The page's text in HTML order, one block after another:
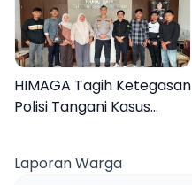
HIMAGA Tagih Ketegasan
Polisi Tangani Kasus
Laporan Warga